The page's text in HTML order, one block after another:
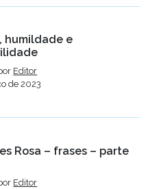
humildade e
Editor
de 2023
Rosa – frases – parte
Editor